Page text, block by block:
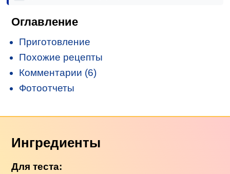
Оглавление
Приготовление
Похожие рецепты
Комментарии (6)
Фотоотчеты
Ингредиенты
Для теста: